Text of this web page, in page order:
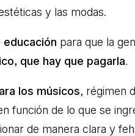
y las modas.
educación para que la
que hay que pagarla.
los músicos, régimen
función de lo que se
de manera clara y